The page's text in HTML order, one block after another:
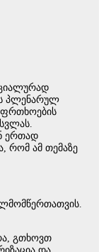
პლენარულ
ერთად
რომ ამ თემაზე
გთხოვთ